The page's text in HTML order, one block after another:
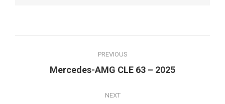
navigation
PREVIOUS
Previous
Mercedes-AMG CLE 63 – 2025
NEXT